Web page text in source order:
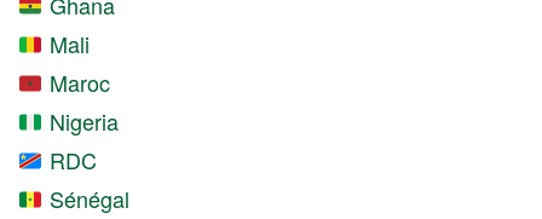
Mali
Maroc
Nigeria
RDC
Sénégal